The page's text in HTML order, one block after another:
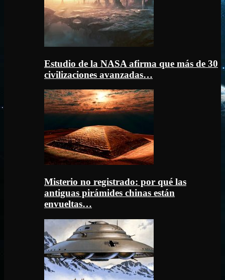
Estudio de la NASA afirma que más de 30
civilizaciones avanzadas…
Misterio no registrado: por qué las
antiguas pirámides chinas están
envueltas…